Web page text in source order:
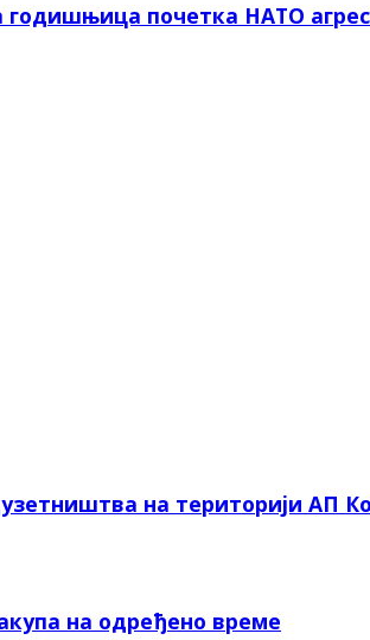
почетка НАТО
на територији АП
на одређено време